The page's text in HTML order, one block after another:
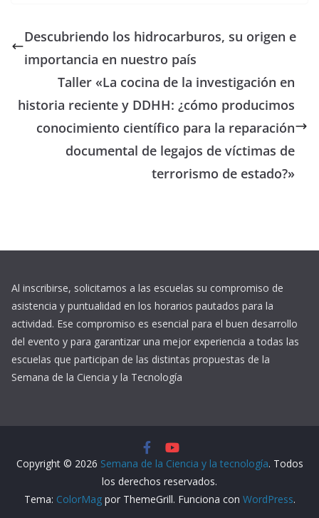
Descubriendo los hidrocarburos, su origen e
importancia en nuestro país
Taller «La cocina de la investigación en
historia reciente y DDHH: ¿cómo producimos
conocimiento científico para la reparación
documental de legajos de víctimas de
terrorismo de estado?»
Al inscribirse, solicitamos a las escuelas su compromiso de
asistencia y puntualidad en los horarios pautados para la
actividad. Ese compromiso es esencial para el buen desarrollo
del evento y para garantizar una mejor experiencia a todas las
escuelas que participan de las distintas propuestas de la
Semana de la Ciencia y la Tecnología
Copyright © 2026 Semana de la Ciencia y la tecnología. Todos
los derechos reservados.
Tema: ColorMagpor ThemeGrill. Funciona con WordPress.